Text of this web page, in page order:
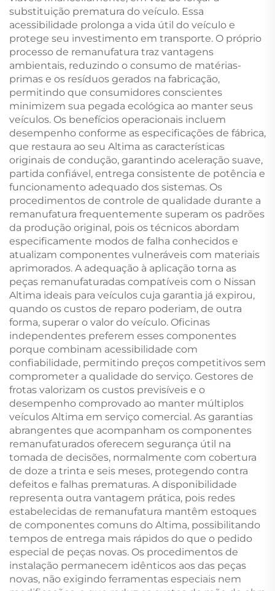
substituição prematura do veículo. Essa
acessibilidade prolonga a vida útil do veículo e
protege seu investimento em transporte. O próprio
processo de remanufatura traz vantagens
ambientais, reduzindo o consumo de matérias-
primas e os resíduos gerados na fabricação,
permitindo que consumidores conscientes
minimizem sua pegada ecológica ao manter seus
veículos. Os benefícios operacionais incluem
desempenho conforme as especificações de fábrica,
que restaura ao seu Altima as características
originais de condução, garantindo aceleração suave,
partida confiável, entrega consistente de potência e
funcionamento adequado dos sistemas. Os
procedimentos de controle de qualidade durante a
remanufatura frequentemente superam os padrões
da produção original, pois os técnicos abordam
especificamente modos de falha conhecidos e
atualizam componentes vulneráveis com materiais
aprimorados. A adequação à aplicação torna as
peças remanufaturadas compatíveis com o Nissan
Altima ideais para veículos cuja garantia já expirou,
quando os custos de reparo poderiam, de outra
forma, superar o valor do veículo. Oficinas
independentes preferem esses componentes
porque combinam acessibilidade com
confiabilidade, permitindo preços competitivos sem
comprometer a qualidade do serviço. Gestores de
frotas valorizam os custos previsíveis e o
desempenho comprovado ao manter múltiplos
veículos Altima em serviço comercial. As garantias
abrangentes que acompanham os componentes
remanufaturados oferecem segurança útil na
tomada de decisões, normalmente com cobertura
de doze a trinta e seis meses, protegendo contra
defeitos e falhas prematuras. A disponibilidade
representa outra vantagem prática, pois redes
estabelecidas de remanufatura mantêm estoques
de componentes comuns do Altima, possibilitando
tempos de entrega mais rápidos do que o pedido
especial de peças novas. Os procedimentos de
instalação permanecem idênticos aos das peças
novas, não exigindo ferramentas especiais nem